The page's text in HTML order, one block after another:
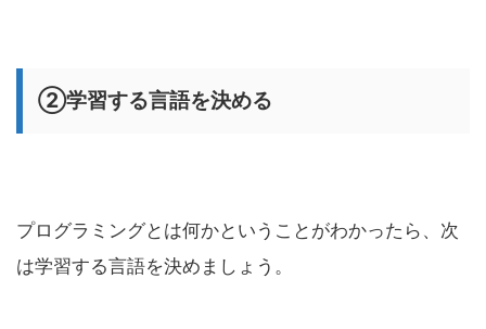
②学習する言語を決める
プログラミングとは何かということがわかったら、次
は学習する言語を決めましょう。